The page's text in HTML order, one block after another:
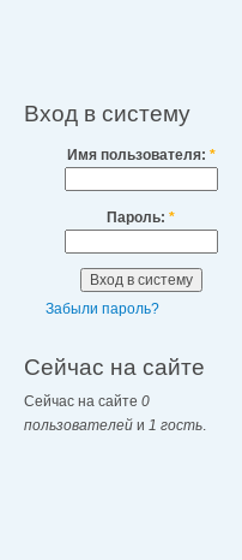
Вход в систему
Имя пользователя: *
Пароль: *
Забыли пароль?
Сейчас на сайте
Сейчас на сайте 0
пользователей и 1 гость